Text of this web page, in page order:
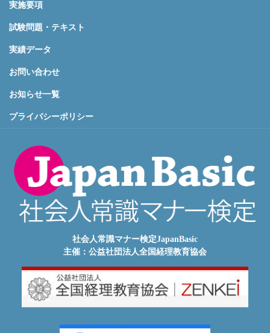
実施要項
試験問題・テキスト
実績データ
お問い合わせ
お知らせ一覧
プライバシーポリシー
社会人常識マナー検定JapanBasic
主催：公益社団法人全国経理教育協会